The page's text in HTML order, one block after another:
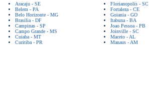
Aracaju - SE
Belem - PA
Belo Horizonte - MG
Brasilia - DF
Campinas - SP
Campo Grande - MS
Cuiaba - MT
Curitiba - PR
Florianopolis - SC
Fortaleza - CE
Goiania - GO
Itabuna - BA
Joao Pessoa - PB
Joinville - SC
Maceio - AL
Manaus - AM